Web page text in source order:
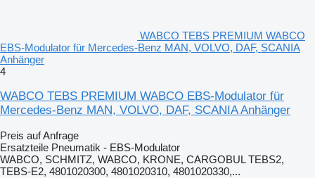
WABCO TEBS PREMIUM WABCO
EBS-Modulator für Mercedes-Benz MAN, VOLVO, DAF, SCANIA
Anhänger
4
WABCO TEBS PREMIUM WABCO EBS-Modulator für
Mercedes-Benz MAN, VOLVO, DAF, SCANIA Anhänger
Preis auf Anfrage
Ersatzteile Pneumatik - EBS-Modulator
WABCO, SCHMITZ, WABCO, KRONE, CARGOBUL TEBS2,
TEBS-E2, 4801020300, 4801020310, 4801020330,...